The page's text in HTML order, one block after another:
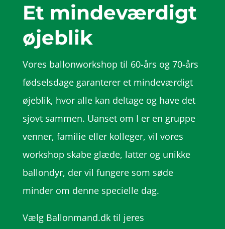
Et mindeværdigt
øjeblik
Vores ballonworkshop til 60-års og 70-års
fødselsdage garanterer et mindeværdigt
øjeblik, hvor alle kan deltage og have det
sjovt sammen. Uanset om I er en gruppe
venner, familie eller kolleger, vil vores
workshop skabe glæde, latter og unikke
ballondyr, der vil fungere som søde
minder om denne specielle dag.
Vælg Ballonmand.dk til jeres